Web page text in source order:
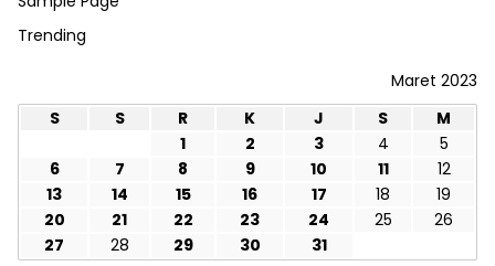
Trending
Maret 2023
S
S R K J S
M
1
2 3 4
5
6
7 8 9 10 11
12
13
14 15 16 17 18
19
20
21 22 23 24 25
26
27
28 29 30
31